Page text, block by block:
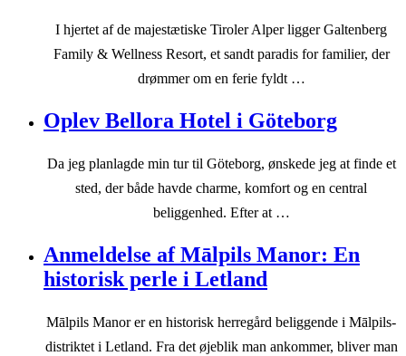
I hjertet af de majestætiske Tiroler Alper ligger Galtenberg
Family & Wellness Resort, et sandt paradis for familier, der
drømmer om en ferie fyldt …
Oplev Bellora Hotel i Göteborg
Da jeg planlagde min tur til Göteborg, ønskede jeg at finde et
sted, der både havde charme, komfort og en central
beliggenhed. Efter at …
Anmeldelse af Mālpils Manor: En
historisk perle i Letland
Mālpils Manor er en historisk herregård beliggende i Mālpils-
distriktet i Letland. Fra det øjeblik man ankommer, bliver man